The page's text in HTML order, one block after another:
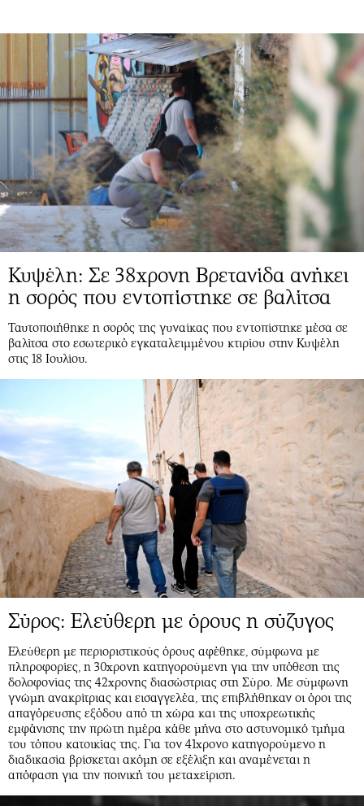
Κυψέλη: Σε 38χρονη Βρετανίδα ανήκει
η σορός που εντοπίστηκε σε βαλίτσα
Ταυτοποιήθηκε η σορός της γυναίκας που εντοπίστηκε μέσα σε
βαλίτσα στο εσωτερικό εγκαταλειμμένου κτιρίου στην Κυψέλη
στις 18 Ιουλίου.
Σύρος: Ελεύθερη με όρους η σύζυγος
Ελεύθερη με περιοριστικούς όρους αφέθηκε, σύμφωνα με
πληροφορίες, η 30χρονη κατηγορούμενη για την υπόθεση της
δολοφονίας της 42χρονης διασώστριας στη Σύρο. Με σύμφωνη
γνώμη ανακρίτριας και εισαγγελέα, της επιβλήθηκαν οι όροι της
απαγόρευσης εξόδου από τη χώρα και της υποχρεωτικής
εμφάνισης την πρώτη ημέρα κάθε μήνα στο αστυνομικό τμήμα
του τόπου κατοικίας της. Για τον 41χρονο κατηγορούμενο η
διαδικασία βρίσκεται ακόμη σε εξέλιξη και αναμένεται η
απόφαση για την ποινική του μεταχείριση.